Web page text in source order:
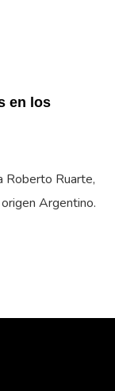
en los
Roberto Ruarte,
Argentino.